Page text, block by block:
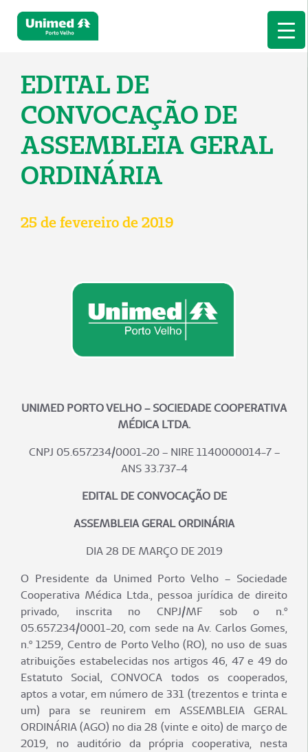
EDITAL DE
CONVOCAÇÃO DE
ASSEMBLEIA GERAL
ORDINÁRIA
25 de fevereiro de 2019
UNIMED PORTO VELHO – SOCIEDADE COOPERATIVA
MÉDICA LTDA.
CNPJ 05.657.234/0001-20 – NIRE 1140000014-7 –
ANS 33.737-4
EDITAL DE CONVOCAÇÃO DE
ASSEMBLEIA GERAL ORDINÁRIA
DIA 28 DE MARÇO DE 2019
O Presidente da Unimed Porto Velho – Sociedade
Cooperativa Médica Ltda., pessoa jurídica de direito
privado, inscrita no CNPJ/MF sob o n.º
05.657.234/0001-20, com sede na Av. Carlos Gomes,
n.º 1259, Centro de Porto Velho (RO), no uso de suas
atribuições estabelecidas nos artigos 46, 47 e 49 do
Estatuto Social, CONVOCA todos os cooperados,
aptos a votar, em número de 331 (trezentos e trinta e
um) para se reunirem em ASSEMBLEIA GERAL
ORDINÁRIA (AGO) no dia 28 (vinte e oito) de março de
2019, no auditório da própria cooperativa, nesta